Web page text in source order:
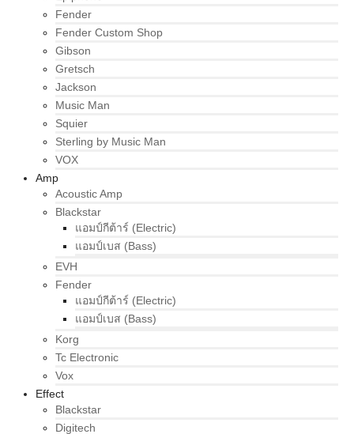
Fender
Fender Custom Shop
Gibson
Gretsch
Jackson
Music Man
Squier
Sterling by Music Man
VOX
Amp
Acoustic Amp
Blackstar
แอมป์กีต้าร์ (Electric)
แอมป์เบส (Bass)
EVH
Fender
แอมป์กีต้าร์ (Electric)
แอมป์เบส (Bass)
Korg
Tc Electronic
Vox
Effect
Blackstar
Digitech